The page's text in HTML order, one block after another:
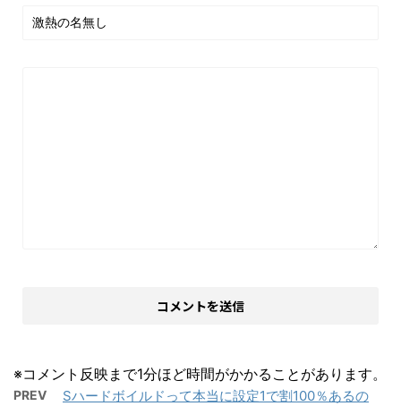
※コメント反映まで1分ほど時間がかかることがあります。
PREV
Sハードボイルドって本当に設定1で割100％あるの